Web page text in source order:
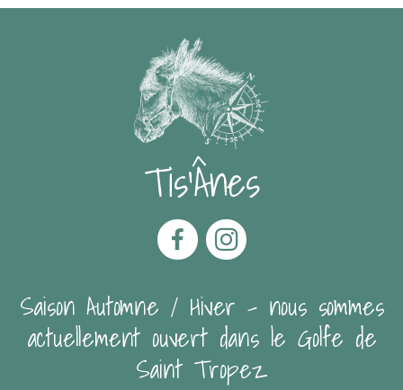
Tis'Ânes
Saison Automne / Hiver - nous sommes
actuellement ouvert dans le Golfe de
Saint Tropez